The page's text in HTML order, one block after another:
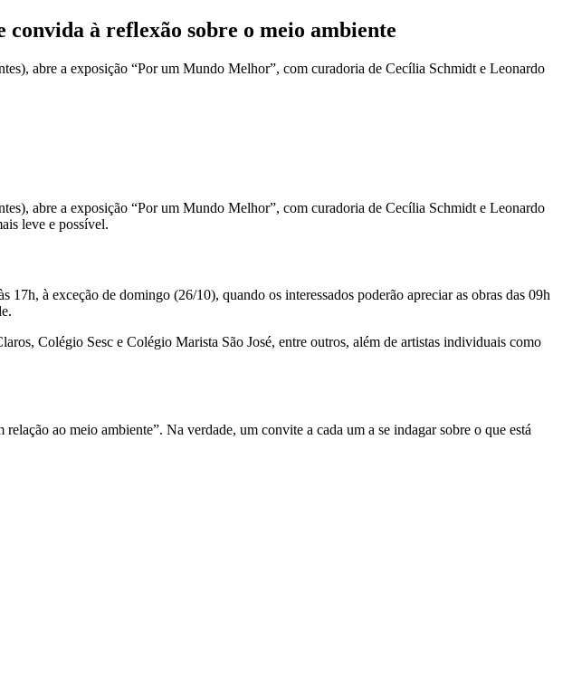
à reflexão sobre o meio ambiente
abre a exposição “Por um Mundo Melhor”, com curadoria de Cecília Schmidt e Leonardo
abre a exposição “Por um Mundo Melhor”, com curadoria de Cecília Schmidt e Leonardo
leve e possível.
à exceção de domingo (26/10), quando os interessados poderão apreciar as obras das 09h
Colégio Sesc e Colégio Marista São José, entre outros, além de artistas individuais como
ao meio ambiente”. Na verdade, um convite a cada um a se indagar sobre o que está